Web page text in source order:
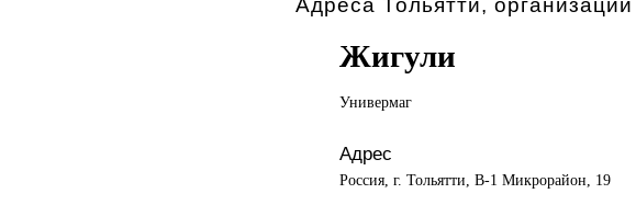
Адреса Тольятти,
Жигули
Универмаг
Адрес
Россия, г. Тольятти, В-1 Микрорайон, 19